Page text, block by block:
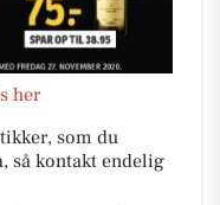
her
som du
så kontakt endelig